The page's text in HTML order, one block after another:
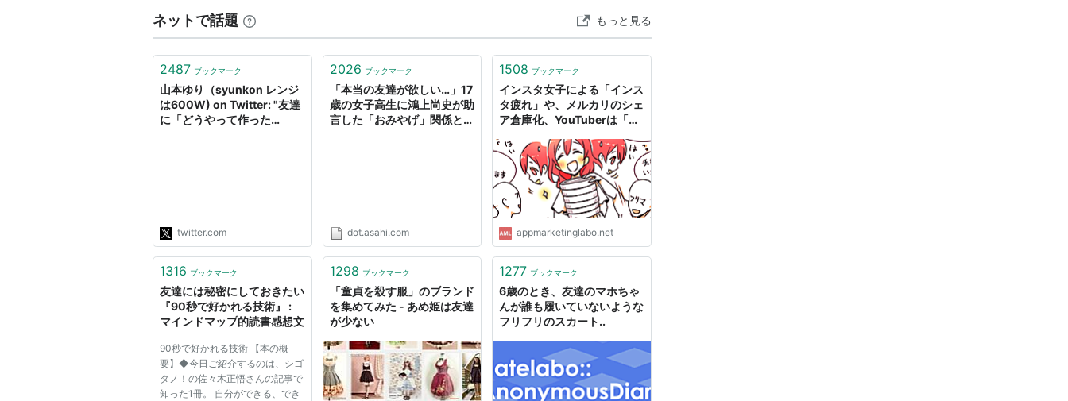
ネットで話題 もっと見る
2487 ブックマーク
山本ゆり（syunkon レンジ
は600W) on Twitter: "友達
に「どうやって作った
いし衣が飛び散らんし片付け
がラク！下味の水と油、小…
https://t.co/7gDCHTjdjB"
twitter.com
2026 ブックマーク
「本当の友達が欲しい…」17
歳の女子高生に鴻上尚史が助
言した「おみやげ」関係と
dot.asahi.com
1508 ブックマーク
インスタ女子による「インス
タ疲れ」や、メルカリのシェ
ア倉庫化、YouTuberは「芸
マホユーザー9つのトレンド
（2017） | アプリマーケテ
ィング研究所
appmarketinglabo.net
1316 ブックマーク
友達には秘密にしておきたい
『90秒で好かれる技術』 :
マインドマップ的読書感想文
90秒で好かれる技術 【本の概
要】◆今日ご紹介するのは、シゴ
タノ！の佐々木正悟さんの記事で
知った1冊。 自分ができる、でき
1298 ブックマーク
「童貞を殺す服」のブランド
を集めてみた - あめ姫は友達
が少ない
1277 ブックマーク
6歳のとき、友達のマホちゃ
んが誰も履いていないような
フリフリのスカート..